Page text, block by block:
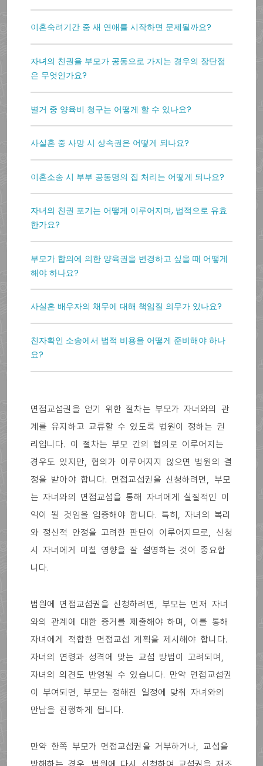
이혼숙려기간 중 새 연애를 시작하면 문제될까요?
자녀의 친권을 부모가 공동으로 가지는 경우의 장단점
은 무엇인가요?
별거 중 양육비 청구는 어떻게 할 수 있나요?
사실혼 중 사망 시 상속권은 어떻게 되나요?
이혼소송 시 부부 공동명의 집 처리는 어떻게 되나요?
자녀의 친권 포기는 어떻게 이루어지며, 법적으로 유효
한가요?
부모가 합의에 의한 양육권을 변경하고 싶을 때 어떻게
해야 하나요?
사실혼 배우자의 채무에 대해 책임질 의무가 있나요?
친자확인 소송에서 법적 비용을 어떻게 준비해야 하나
요?
면접교섭권을 얻기 위한 절차는 부모가 자녀와의 관
계를 유지하고 교류할 수 있도록 법원이 정하는 권
리입니다. 이 절차는 부모 간의 협의로 이루어지는
경우도 있지만, 협의가 이루어지지 않으면 법원의 결
정을 받아야 합니다. 면접교섭권을 신청하려면, 부모
는 자녀와의 면접교섭을 통해 자녀에게 실질적인 이
익이 될 것임을 입증해야 합니다. 특히, 자녀의 복리
와 정신적 안정을 고려한 판단이 이루어지므로, 신청
시 자녀에게 미칠 영향을 잘 설명하는 것이 중요합
니다.
법원에 면접교섭권을 신청하려면, 부모는 먼저 자녀
와의 관계에 대한 증거를 제출해야 하며, 이를 통해
자녀에게 적합한 면접교섭 계획을 제시해야 합니다.
자녀의 연령과 성격에 맞는 교섭 방법이 고려되며,
자녀의 의견도 반영될 수 있습니다. 만약 면접교섭권
이 부여되면, 부모는 정해진 일정에 맞춰 자녀와의
만남을 진행하게 됩니다.
만약 한쪽 부모가 면접교섭권을 거부하거나, 교섭을
방해하는 경우, 법원에 다시 신청하여 교섭권을 재조